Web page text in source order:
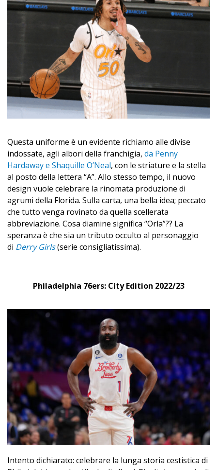
Questa uniforme è un evidente richiamo alle divise
indossate, agli albori della franchigia, da Penny
Hardaway e Shaquille O’Neal, con le striature e la stella
al posto della lettera “A”. Allo stesso tempo, il nuovo
design vuole celebrare la rinomata produzione di
agrumi della Florida. Sulla carta, una bella idea; peccato
che tutto venga rovinato da quella scellerata
abbreviazione. Cosa diamine significa “Orla”?? La
speranza è che sia un tributo occulto al personaggio
di Derry Girls(serie consigliatissima).
Philadelphia 76ers: City Edition 2022/23
Intento dichiarato: celebrare la lunga storia cestistica di